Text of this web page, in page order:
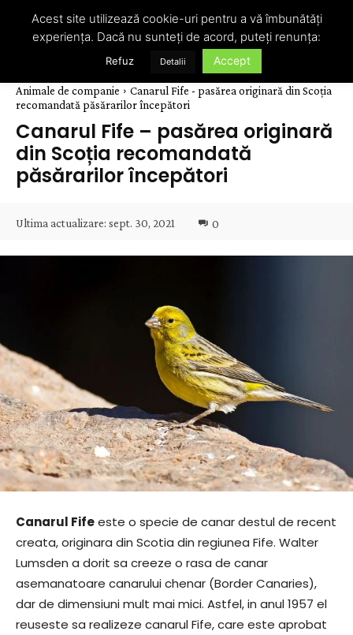
Animale de companie
Canarul Fife - pasărea originară din Scoția
recomandată păsărarilor începători
Canarul Fife – pasărea originară
din Scoția recomandată
păsărarilor începători
Ultima actualizare: sept. 30, 2021 0
Canarul Fifeeste o specie de canar destul de recent
creata, originara din Scotia din regiunea Fife. Walter
Lumsden a dorit sa creeze o rasa de canar
asemanatoare canarului chenar (Border Canaries),
dar de dimensiuni mult mai mici. Astfel, in anul 1957 el
reuseste sa realizeze canarul Fife, care este aprobat
Acest site utilizează cookie-uri pentru a vă îmbunătăți
experiența. Dacă nu sunteți de acord, puteți renunța:
Refuz Detalii Accept